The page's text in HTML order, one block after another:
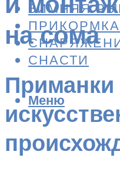
ЗИМНЯЯ
СНАСТИ
Меню
на сома
Приманки